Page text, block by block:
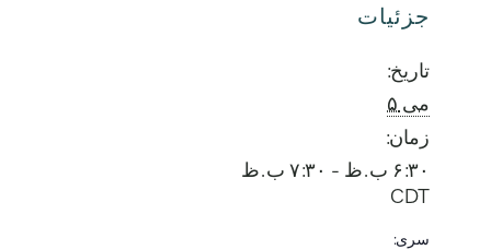
جزئیات
تاریخ:
می ۵
زمان:
۶:۳۰ ب.ظ - ۷:۳۰ ب.ظ
CDT
سری: